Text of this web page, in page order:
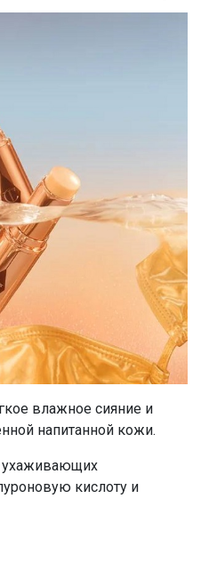
влажное сияние и
напитанной кожи.
ухаживающих
кислоту и